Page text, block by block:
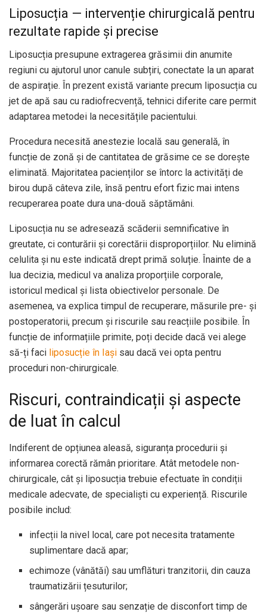
Liposucția — intervenție chirurgicală pentru
rezultate rapide și precise
Liposucția presupune extragerea grăsimii din anumite
regiuni cu ajutorul unor canule subțiri, conectate la un aparat
de aspirație. În prezent există variante precum liposucția cu
jet de apă sau cu radiofrecvență, tehnici diferite care permit
adaptarea metodei la necesitățile pacientului.
Procedura necesită anestezie locală sau generală, în
funcție de zonă și de cantitatea de grăsime ce se dorește
eliminată. Majoritatea pacienților se întorc la activități de
birou după câteva zile, însă pentru efort fizic mai intens
recuperarea poate dura una-două săptămâni.
Liposucția nu se adresează scăderii semnificative în
greutate, ci conturării și corectării disproporțiilor. Nu elimină
celulita și nu este indicată drept primă soluție. Înainte de a
lua decizia, medicul va analiza proporțiile corporale,
istoricul medical și lista obiectivelor personale. De
asemenea, va explica timpul de recuperare, măsurile pre- și
postoperatorii, precum și riscurile sau reacțiile posibile. În
funcție de informațiile primite, poți decide dacă vei alege
să-ți faci liposucție în Iași sau dacă vei opta pentru
proceduri non-chirurgicale.
Riscuri, contraindicații și aspecte
de luat în calcul
Indiferent de opțiunea aleasă, siguranța procedurii și
informarea corectă rămân prioritare. Atât metodele non-
chirurgicale, cât și liposucția trebuie efectuate în condiții
medicale adecvate, de specialiști cu experiență. Riscurile
posibile includ:
infecții la nivel local, care pot necesita tratamente
suplimentare dacă apar;
echimoze (vânătăi) sau umflături tranzitorii, din cauza
traumatizării țesuturilor;
sângerări ușoare sau senzație de disconfort timp de